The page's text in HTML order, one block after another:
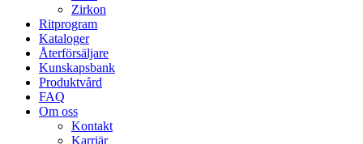
Zirkon
Ritprogram
Kataloger
Återförsäljare
Kunskapsbank
Produktvård
FAQ
Om oss
Kontakt
Karriär